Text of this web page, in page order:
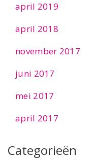
april 2019
april 2018
november 2017
juni 2017
mei 2017
april 2017
Categorieën